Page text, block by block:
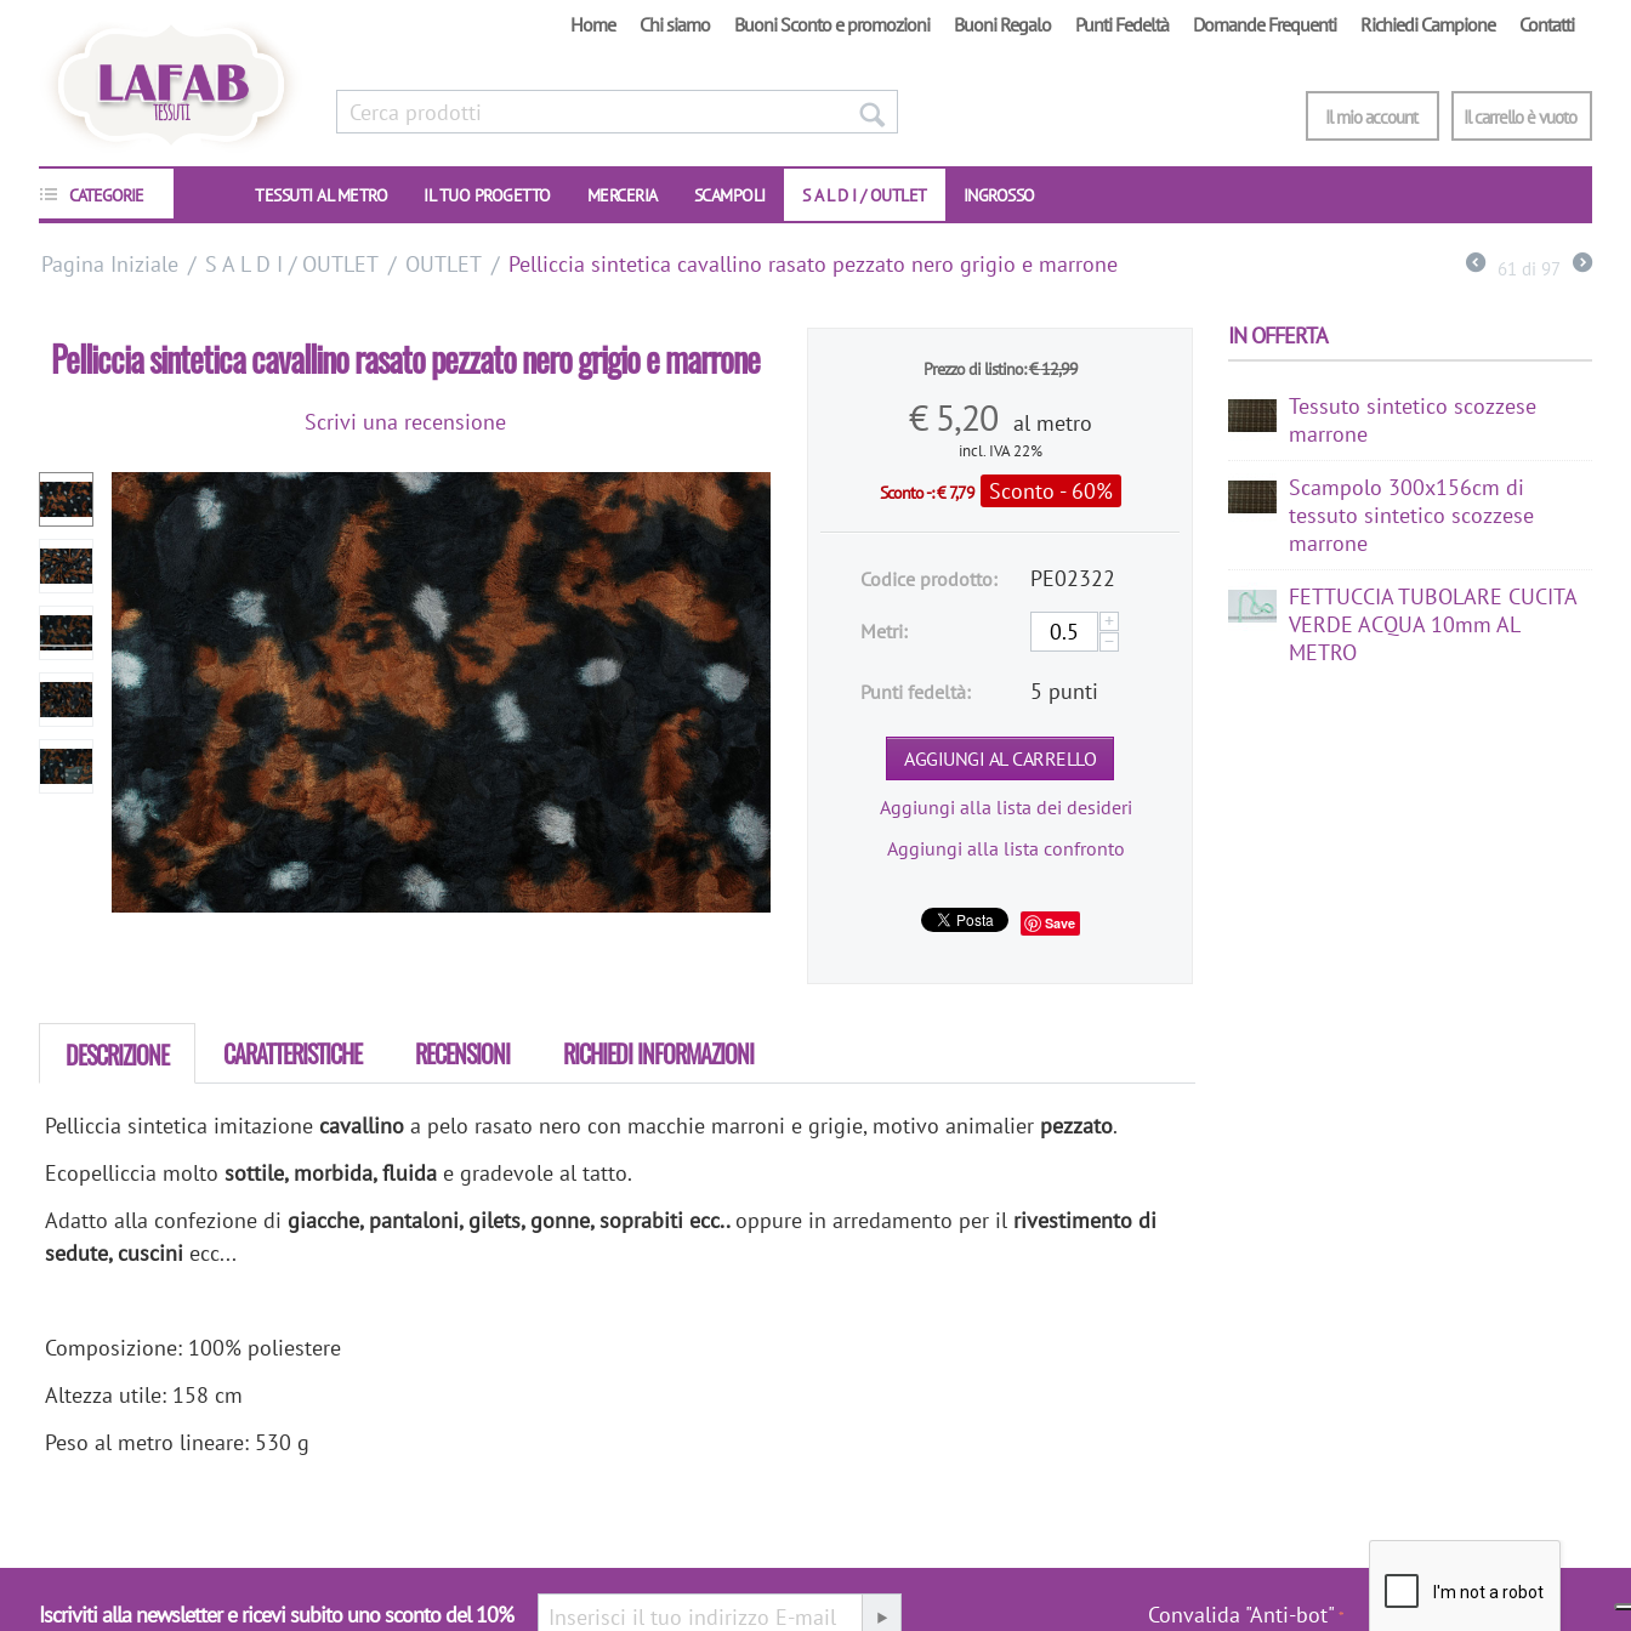
Home Chi siamo Buoni Sconto e promozioni Buoni Regalo Punti Fedeltà Domande Frequenti Richiedi Campione Contatti
Il carrello è vuoto
Il mio account
CATEGORIE TESSUTI AL METRO IL TUO PROGETTO MERCERIA SCAMPOLI S A L D I / OUTLET INGROSSO
Pagina Iniziale / S A L D I / OUTLET / OUTLET / Pelliccia sintetica cavallino rasato pezzato nero grigio e marrone 61 di 97
Pelliccia sintetica cavallino rasato pezzato nero grigio e marrone
Scrivi una recensione
Prezzo di listino:€12,99
€ 5,20 al metro
incl. IVA 22%
Sconto -:€7,79 Sconto - 60%
Codice prodotto: PE02322
Metri:
+
−
Punti fedeltà: 5 punti
AGGIUNGI AL CARRELLO
Aggiungi alla lista dei desideri
Aggiungi alla lista confronto
Save
DESCRIZIONE CARATTERISTICHE RECENSIONI RICHIEDI INFORMAZIONI
Pelliccia sintetica imitazione cavallino a pelo rasato nero con macchie marroni e grigie, motivo animalier pezzato.
Ecopelliccia molto sottile, morbida, fluida e gradevole al tatto.
Adatto alla confezione di giacche, pantaloni, gilets, gonne, soprabiti ecc.. oppure in arredamento per il rivestimento di
sedute, cuscini ecc...
Composizione: 100% poliestere
Altezza utile: 158 cm
Peso al metro lineare: 530 g
IN OFFERTA
Tessuto sintetico scozzese
marrone
Scampolo 300x156cm di
tessuto sintetico scozzese
marrone
FETTUCCIA TUBOLARE CUCITA
VERDE ACQUA 10mm AL
METRO
Iscriviti alla newsletter e ricevi subito uno sconto del 10% Convalida "Anti-bot"